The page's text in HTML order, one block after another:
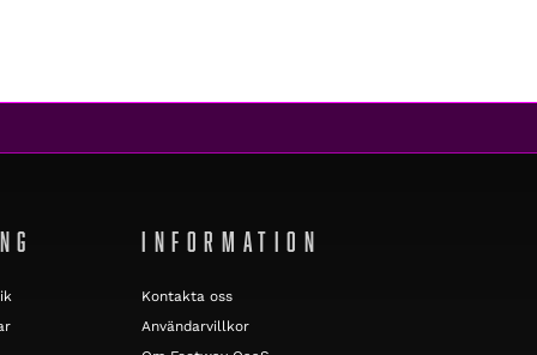
INFORMATION
Kontakta oss
Användarvillkor